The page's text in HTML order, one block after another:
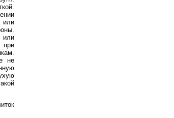
или
или
при
не